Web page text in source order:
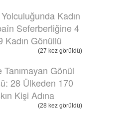
Kadın
Seferberliğine 4
Kadın Gönüllü
(27 kez görüldü)
Tanımayan Gönül
28 Ülkeden 170
Kişi Adına
(28 kez görüldü)